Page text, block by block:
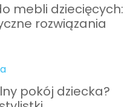
mebli dziecięcych:
rozwiązania
pokój dziecka?